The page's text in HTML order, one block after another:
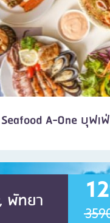
A-One บุฟเ
พัทยา